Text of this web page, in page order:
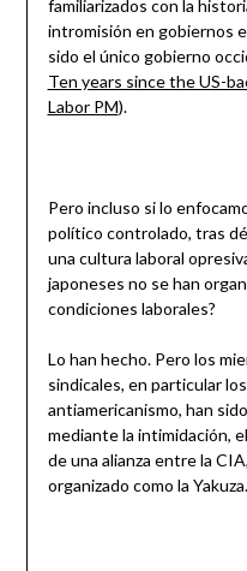
familiarizados con la
intromisión en gobiernos
sido el único gobierno
Ten years since the US-
Labor PM).
Pero incluso si lo
político controlado, tras
una cultura laboral
japoneses no se han
condiciones laborales?
Lo han hecho. Pero los
sindicales, en particular
antiamericanismo, han
mediante la intimidación,
de una alianza entre la
organizado como la Yakuza.